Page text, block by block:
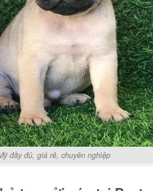
đầy đủ, giá rẻ, chuyên nghiệp